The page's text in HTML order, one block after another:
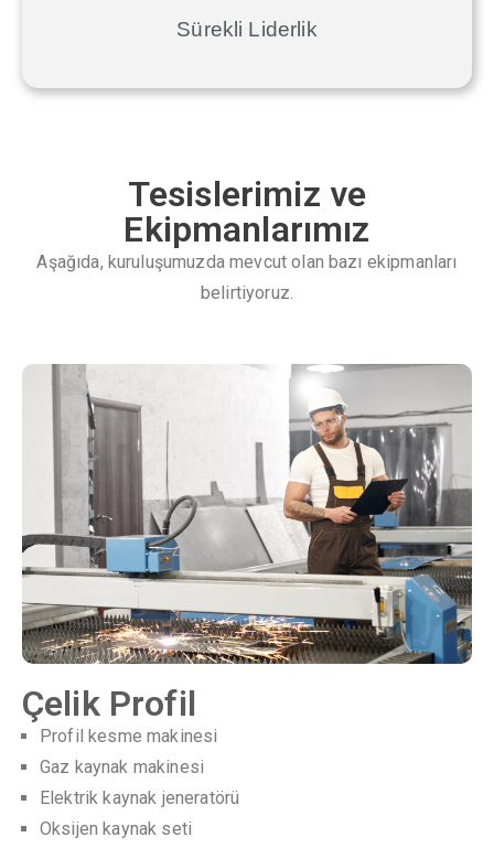
Sürekli Liderlik
Tesislerimiz ve
Ekipmanlarımız
Aşağıda, kuruluşumuzda mevcut olan bazı ekipmanları
belirtiyoruz.
Çelik Profil
Profil kesme makinesi
Gaz kaynak makinesi
Elektrik kaynak jeneratörü
Oksijen kaynak seti